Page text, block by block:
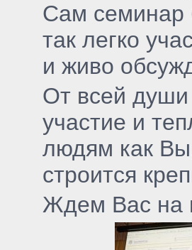
Сам семинар
так легко
и живо
От всей души
участие и
людям как
строится
Ждем Вас на